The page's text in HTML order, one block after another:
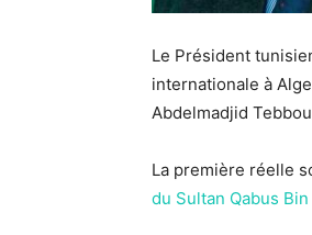
Le Président
internationale à
Abdelmadjid
La première réelle
du Sultan Qabus Bin